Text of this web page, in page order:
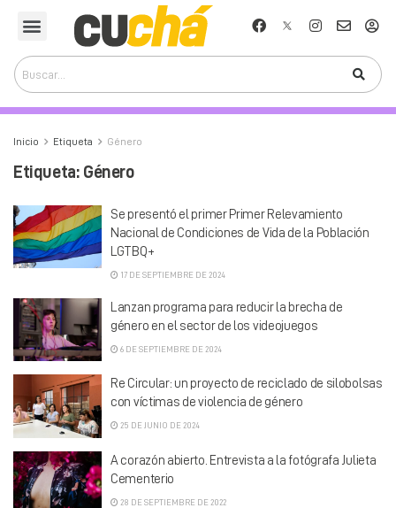
Inicio Etiqueta Género
Etiqueta: Género
Se presentó el primer Primer Relevamiento
Nacional de Condiciones de Vida de la Población
LGTBQ+
17 DE SEPTIEMBRE DE 2024
Lanzan programa para reducir la brecha de
género en el sector de los videojuegos
6 DE SEPTIEMBRE DE 2024
Re Circular: un proyecto de reciclado de silobolsas
con víctimas de violencia de género
25 DE JUNIO DE 2024
A corazón abierto. Entrevista a la fotógrafa Julieta
Cementerio
28 DE SEPTIEMBRE DE 2022